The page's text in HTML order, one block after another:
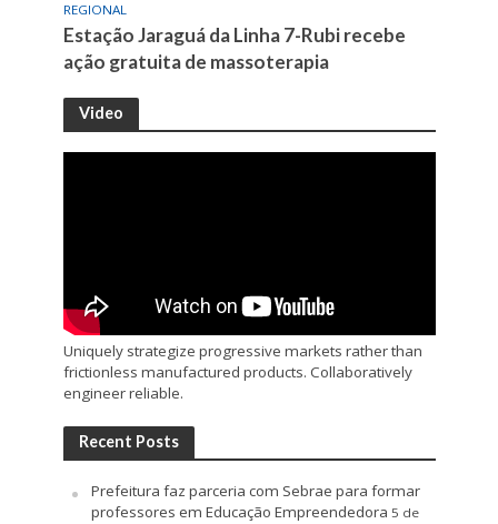
REGIONAL
Estação Jaraguá da Linha 7-Rubi recebe
ação gratuita de massoterapia
Video
Uniquely strategize progressive markets rather than
frictionless manufactured products. Collaboratively
engineer reliable.
Recent Posts
Prefeitura faz parceria com Sebrae para formar
professores em Educação Empreendedora 5 de